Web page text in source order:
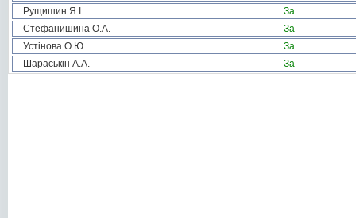
Рущишин Я.І.
За
Стефанишина О.А.
За
Устінова О.Ю.
За
Шараськін А.А.
За